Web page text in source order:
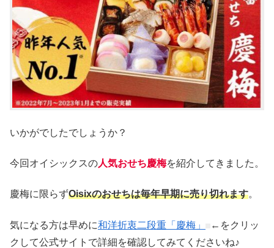
いかがでしたでしょうか？
今回オイシックスの人気おせち慶梅を紹介してきました。
慶梅に限らずOisixのおせちは毎年早期に売り切れます。
気になる方は早めに和洋折衷二段重「慶梅」
←をクリッ
クして公式サイトで詳細を確認してみてくださいね♪